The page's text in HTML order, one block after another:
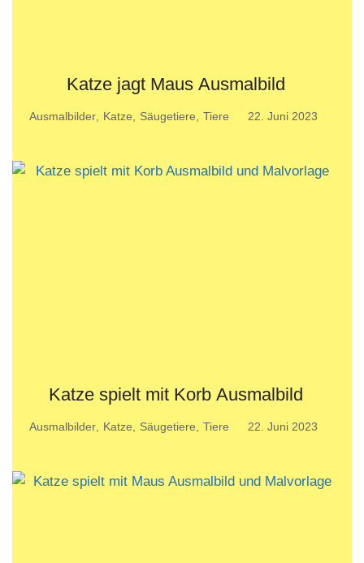
Katze jagt Maus Ausmalbild
Ausmalbilder, Katze Säugetiere Tiere 22. Juni 2023
Katze spielt mit Korb Ausmalbild
Ausmalbilder, Katze Säugetiere Tiere 22. Juni 2023